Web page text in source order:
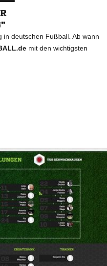
in deutschen Fußball. Ab wann
mit den wichtigsten